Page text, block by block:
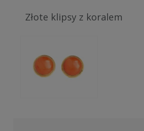
Złote klipsy z koralem